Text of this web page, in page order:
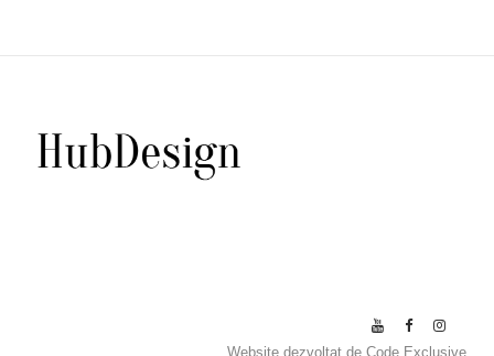
Website dezvoltat de Code Exclusive